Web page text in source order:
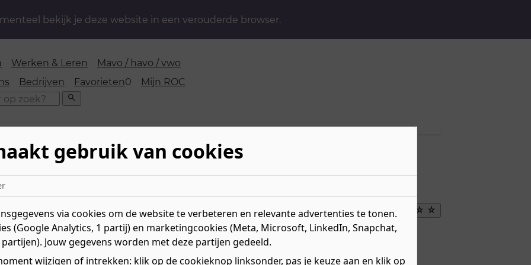
bekijk je deze website in een verouderde browser.
Werken & Leren
Mavo / havo / vwo
Bedrijven Favorieten0 favorieten
Mijn ROC
Zoeken
gebruik van cookies
via cookies om de website te verbeteren en relevante advertenties te tonen.
(Google Analytics, 1 partij) en marketingcookies (Meta, Microsoft, LinkedIn, Snapchat,
Jouw gegevens worden met deze partijen gedeeld.
wijzigen of intrekken: klik op de cookieknop linksonder, pas je keuze aan en klik op
& Infra» Timmeren & Schilderen»Timmerman
materialen iets moois
bij ROC
Maak
favoriet
Niveau 2 - Basisberoeps
Meer over
LeerwegBOL